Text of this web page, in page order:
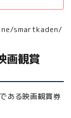
smartkaden/
画観賞
ある映画観賞券